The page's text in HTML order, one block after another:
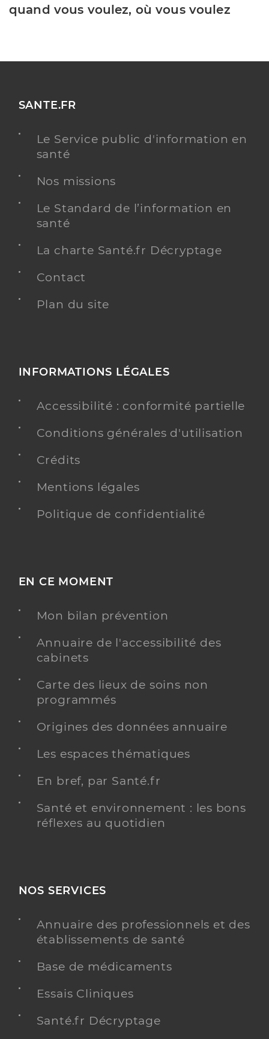
quand vous voulez, où vous voulez
SANTE.FR
Le Service public d'information en
santé
Nos missions
Le Standard de l’information en
santé
La charte Santé.fr Décryptage
Contact
Plan du site
INFORMATIONS LÉGALES
Accessibilité : conformité partielle
Conditions générales d'utilisation
Crédits
Mentions légales
Politique de confidentialité
EN CE MOMENT
Mon bilan prévention
Annuaire de l'accessibilité des
cabinets
Carte des lieux de soins non
programmés
Origines des données annuaire
Les espaces thématiques
En bref, par Santé.fr
Santé et environnement : les bons
réflexes au quotidien
NOS SERVICES
Annuaire des professionnels et des
établissements de santé
Base de médicaments
Essais Cliniques
Santé.fr Décryptage